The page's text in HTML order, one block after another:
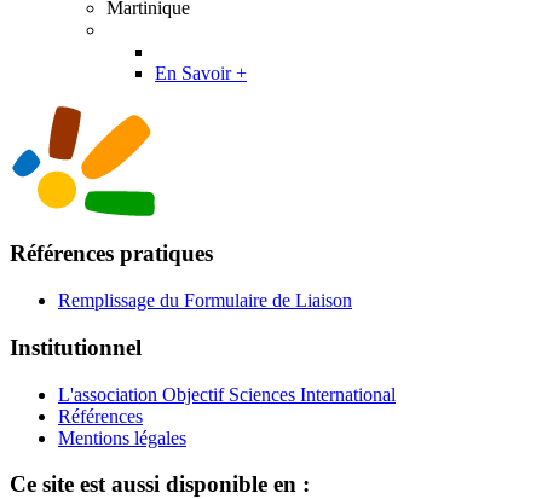
Martinique
En Savoir +
Références pratiques
Remplissage du Formulaire de Liaison
Institutionnel
L'association Objectif Sciences International
Références
Mentions légales
Ce site est aussi disponible en :